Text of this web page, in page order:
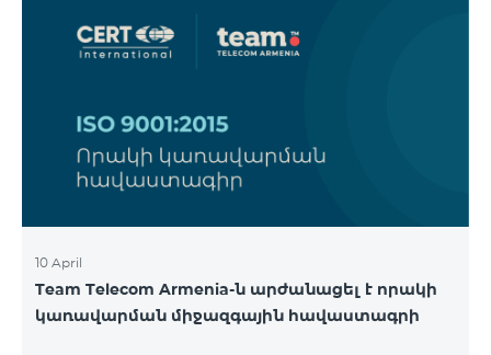
10 April
Team Telecom Armenia-ն արժանացել է որակի
կառավարման միջազգային հավաստագրի